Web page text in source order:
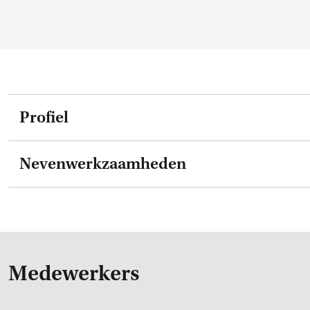
Profiel
Nevenwerkzaamheden
Medewerkers